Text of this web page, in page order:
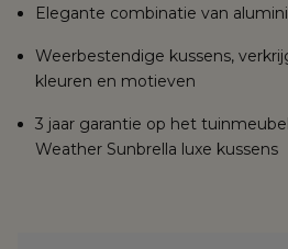
Elegante combinatie van
Weerbestendige kussens,
kleuren en motieven
3 jaar garantie op het
Weather Sunbrella luxe kussens